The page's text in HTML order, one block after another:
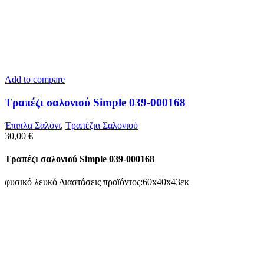
Add to compare
Τραπέζι σαλονιού Simple 039-000168
Έπιπλα Σαλόνι, Τραπέζια Σαλονιού
30,00 €
Τραπέζι σαλονιού Simple 039-000168
φυσικό λευκό Διαστάσεις προϊόντος:60x40x43εκ